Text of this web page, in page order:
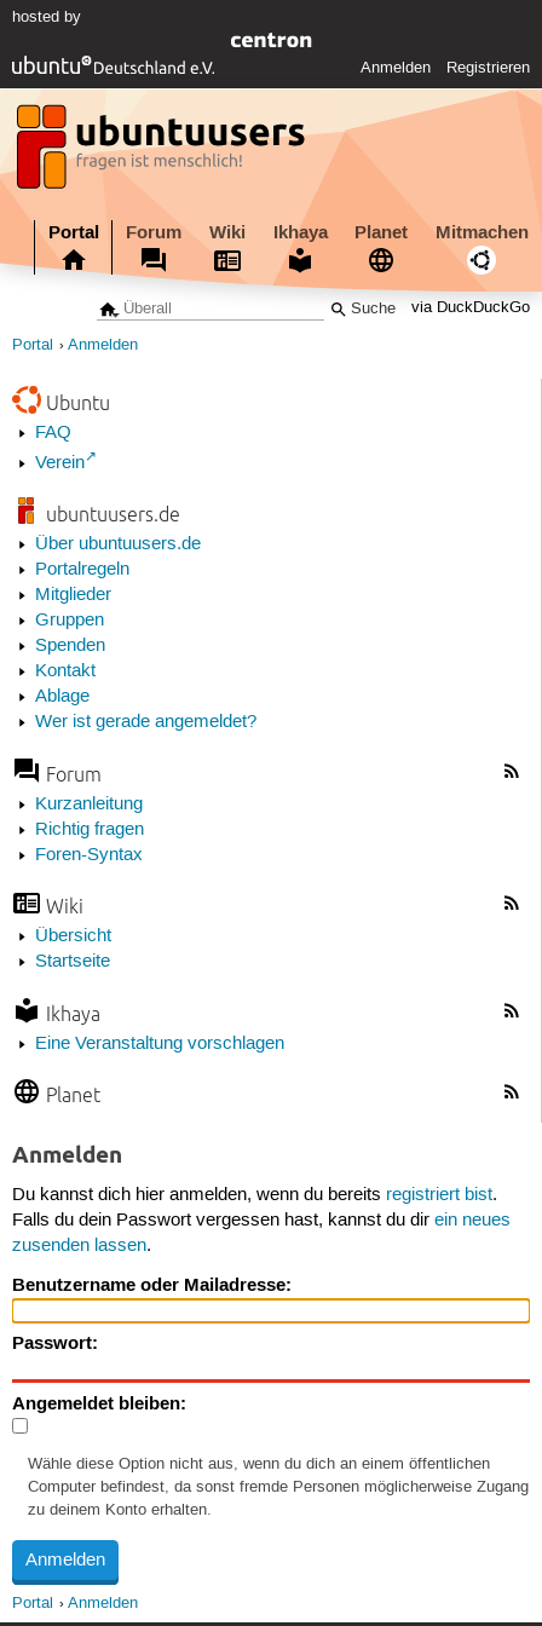
hosted by
Anmelden Registrieren
Portal Forum Wiki Ikhaya Planet Mitmachen
via DuckDuckGo
Portal Anmelden
Ubuntu
FAQ
Verein
ubuntuusers.de
Über ubuntuusers.de
Portalregeln
Mitglieder
Gruppen
Spenden
Kontakt
Ablage
Wer ist gerade angemeldet?
Forum
Kurzanleitung
Richtig fragen
Foren-Syntax
Wiki
Übersicht
Startseite
Ikhaya
Eine Veranstaltung vorschlagen
Planet
Anmelden
Du kannst dich hier anmelden, wenn du bereits registriert bist.
Falls du dein Passwort vergessen hast, kannst du dir ein neues
zusenden lassen.
Benutzername oder Mailadresse:
Passwort:
Angemeldet bleiben:
Wähle diese Option nicht aus, wenn du dich an einem öffentlichen
Computer befindest, da sonst fremde Personen möglicherweise Zugang
zu deinem Konto erhalten.
Portal Anmelden